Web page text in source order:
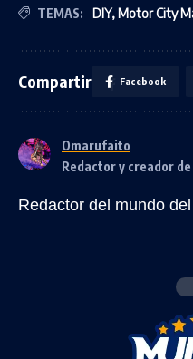
TEMAS: DIY, Motor City
Compartir Facebook
Omarufaito
Redactor y creador
Redactor del mundo